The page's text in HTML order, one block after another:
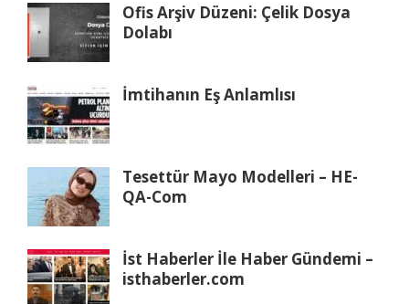
Ofis Arşiv Düzeni: Çelik Dosya
Dolabı
İmtihanın Eş Anlamlısı
Tesettür Mayo Modelleri – HE-
QA-Com
İst Haberler İle Haber Gündemi –
isthaberler.com